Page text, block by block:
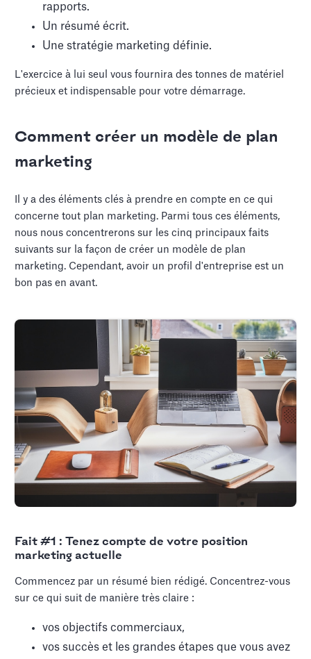
rapports.
Un résumé écrit.
Une stratégie marketing définie.
L'exercice à lui seul vous fournira des tonnes de matériel
précieux et indispensable pour votre démarrage.
Comment créer un modèle de plan
marketing
Il y a des éléments clés à prendre en compte en ce qui
concerne tout plan marketing. Parmi tous ces éléments,
nous nous concentrerons sur les cinq principaux faits
suivants sur la façon de créer un modèle de plan
marketing. Cependant, avoir un profil d'entreprise est un
bon pas en avant.
Fait #1 : Tenez compte de votre position
marketing actuelle
Commencez par un résumé bien rédigé. Concentrez-vous
sur ce qui suit de manière très claire :
vos objectifs commerciaux,
vos succès et les grandes étapes que vous avez